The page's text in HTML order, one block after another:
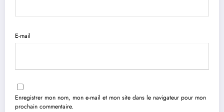
E-mail
Enregistrer mon nom, mon e-mail et mon site dans le navigateur pour mon
prochain commentaire.